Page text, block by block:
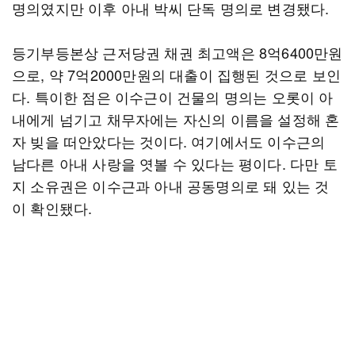
명의였지만 이후 아내 박씨 단독 명의로 변경됐다.
등기부등본상 근저당권 채권 최고액은 8억6400만원
으로, 약 7억2000만원의 대출이 집행된 것으로 보인
다. 특이한 점은 이수근이 건물의 명의는 오롯이 아
내에게 넘기고 채무자에는 자신의 이름을 설정해 혼
자 빚을 떠안았다는 것이다. 여기에서도 이수근의
남다른 아내 사랑을 엿볼 수 있다는 평이다. 다만 토
지 소유권은 이수근과 아내 공동명의로 돼 있는 것
이 확인됐다.